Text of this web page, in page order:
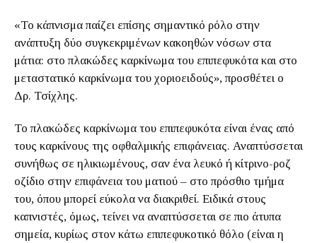
«Το κάπνισμα παίζει επίσης σημαντικό ρόλο στην
ανάπτυξη δύο συγκεκριμένων κακοηθών νόσων στα
μάτια: στο πλακώδες καρκίνωμα του επιπεφυκότα και στο
μεταστατικό καρκίνωμα του χοριοειδούς», προσθέτει ο
Δρ. Τσίχλης.
Το πλακώδες καρκίνωμα του επιπεφυκότα είναι ένας από
τους καρκίνους της οφθαλμικής επιφάνειας. Αναπτύσσεται
συνήθως σε ηλικιωμένους, σαν ένα λευκό ή κίτρινο-ροζ
οζίδιο στην επιφάνεια του ματιού – στο πρόσθιο τμήμα
του, όπου μπορεί εύκολα να διακριθεί. Ειδικά στους
καπνιστές, όμως, τείνει να αναπτύσσεται σε πιο άτυπα
σημεία, κυρίως στον κάτω επιπεφυκοτικό θόλο (είναι η